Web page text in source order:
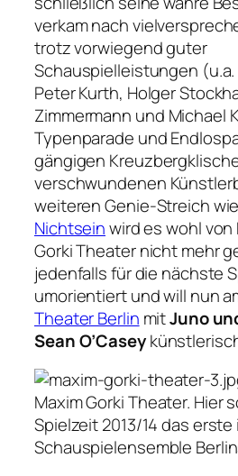
verkam nach
trotz vorwiegend guter
Schauspielleistungen (u.a.
Peter Kurth, Holger
Zimmermann und Michael
Typenparade und
gängigen
verschwundenen
weiteren Genie-Streich
Nichtseinwird es wohl von
Gorki Theater nicht mehr
jedenfalls für die nächste
umorientiert und will nun
Theater Berlin mitJuno
Sean O’Casey
Maxim Gorki Theater. Hier
Spielzeit 2013/14 das
Schauspielensemble